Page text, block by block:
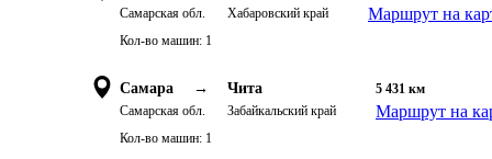
Самарская обл. Хабаровский край Маршрут на
Кол-во машин: 1
Самара →
Самарская обл.
Чита
Забайкальский край
5 431 км
Маршрут на
Кол-во машин: 1